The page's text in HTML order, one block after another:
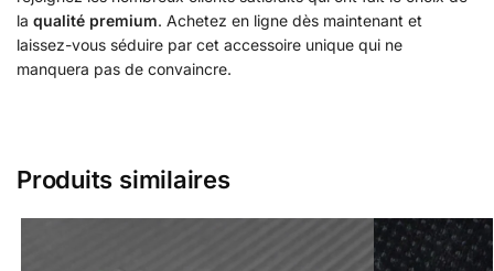
la qualité premium. Achetez en ligne dès maintenant et
laissez-vous séduire par cet accessoire unique qui ne
manquera pas de convaincre.
Produits similaires